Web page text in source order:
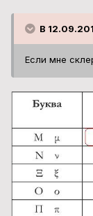
В
Если мне